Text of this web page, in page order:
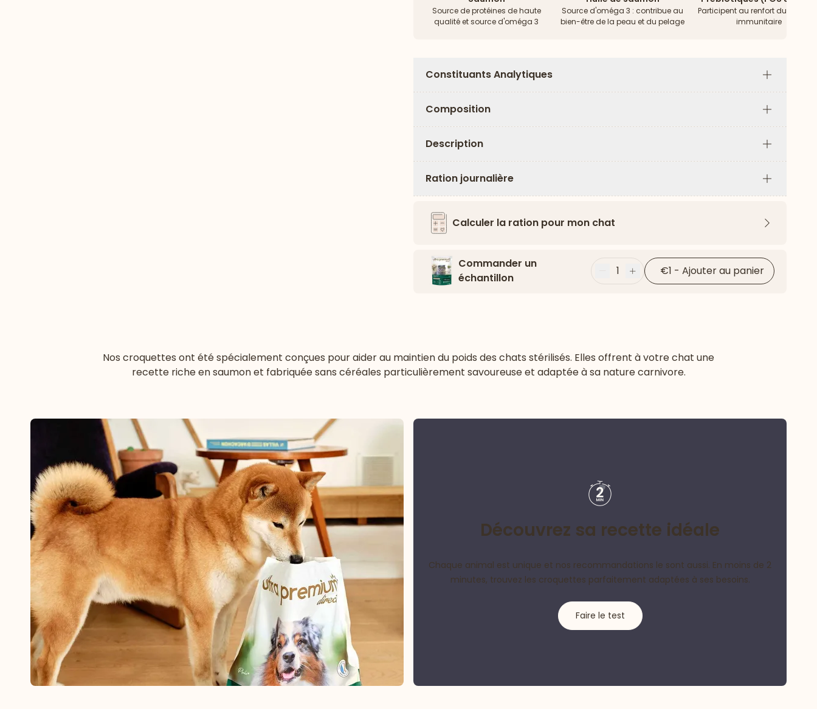
Source de protéines de haute
qualité et source d'oméga 3
Source d'oméga 3 : contribue au
bien-être de la peau et du pelage
Participent au renfort du
immunitaire
Constituants Analytiques
Plus
Composition
Plus
Description
Plus
Ration journalière
Plus
Calculer la ration pour mon chat
Commander un
échantillon
Moins
1 Plus €1 - Ajouter au panier
Nos croquettes ont été spécialement conçues pour aider au maintien du poids des chats stérilisés. Elles offrent à votre chat une
recette riche en saumon et fabriquée sans céréales particulièrement savoureuse et adaptée à sa nature carnivore.
Découvrez sa recette idéale
Chaque animal est unique et nos recommandations le sont aussi. En moins de 2
minutes, trouvez les croquettes parfaitement adaptées à ses besoins.
Faire le test